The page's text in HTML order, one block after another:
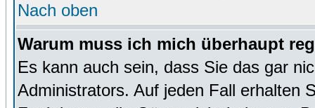
Nach oben
Warum muss ich mich überhaupt
Es kann auch sein, dass Sie das gar
Administrators. Auf jeden Fall erhalten